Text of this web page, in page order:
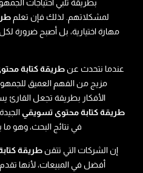
بطريقة تلبي احتياجات
لمشكلاتهم. لذلك فإن تعلم
مهارة اختيارية، بل أصبح
عندما نتحدث عنطريقة كتابة
مزيج من الفهم العميق
الأفكار بطريقة تجعل القارئ
طريقة كتابة محتوى تسويقي​
في نتائج البحث، وهو ما
إن الشركات التي تتقنطريقة
أفضل في المبيعات، لأنها